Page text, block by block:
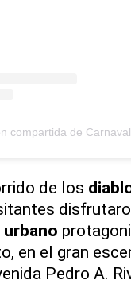
compartida de
de los
en el gran
Pedro A.